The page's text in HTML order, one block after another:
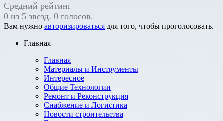
Средний рейтинг
0 из 5 звезд. 0 голосов.
Вам нужно авторизироваться для того, чтобы проголосовать.
Главная
Главная
Материалы и Инструменты
Интересное
Общие Технологии
Ремонт и Реконструкция
Снабжение и Логистика
Новости строительства